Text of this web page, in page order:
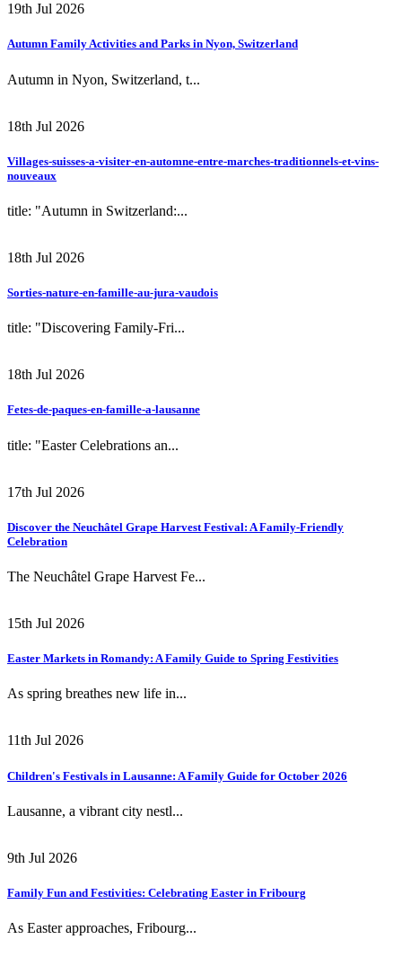
19th Jul 2026
Autumn Family Activities and Parks in Nyon, Switzerland
Autumn in Nyon, Switzerland, t...
18th Jul 2026
Villages-suisses-a-visiter-en-automne-entre-marches-traditionnels-et-vins-
nouveaux
title: "Autumn in Switzerland:...
18th Jul 2026
Sorties-nature-en-famille-au-jura-vaudois
title: "Discovering Family-Fri...
18th Jul 2026
Fetes-de-paques-en-famille-a-lausanne
title: "Easter Celebrations an...
17th Jul 2026
Discover the Neuchâtel Grape Harvest Festival: A Family-Friendly
Celebration
The Neuchâtel Grape Harvest Fe...
15th Jul 2026
Easter Markets in Romandy: A Family Guide to Spring Festivities
As spring breathes new life in...
11th Jul 2026
Children's Festivals in Lausanne: A Family Guide for October 2026
Lausanne, a vibrant city nestl...
9th Jul 2026
Family Fun and Festivities: Celebrating Easter in Fribourg
As Easter approaches, Fribourg...